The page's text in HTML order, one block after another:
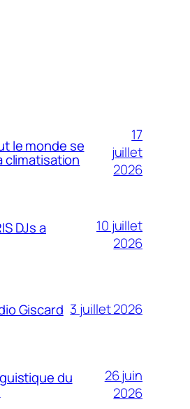
le monde se
climatisation
17
juillet
2026
DJs a
10 juillet
2026
Giscard 3 juillet 2026
du
26 juin
2026